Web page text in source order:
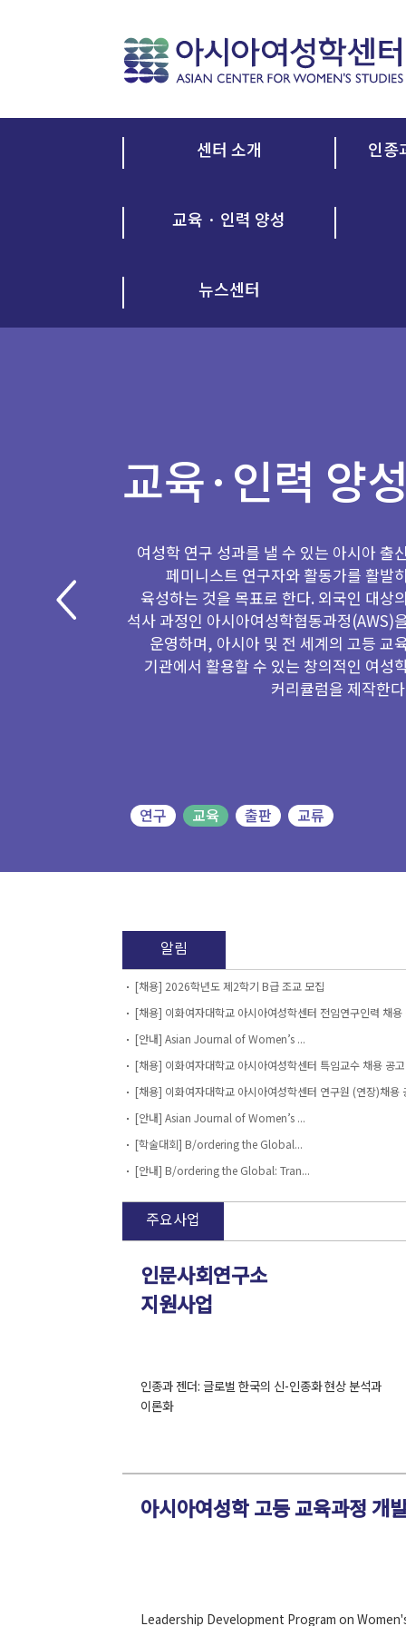
센터 소개 인종
교육 · 인력 양성
뉴스센터
주요사업
인문사회연구소
지원사업
인종과 젠더: 글로벌 한국의 신-인종화 현상 분석과
이론화
아시아여성학 고등 교육과정 개
Leadership Development Program on
알림
[채용] 2026학년도 제2학기 B급 조교 모집
[채용] 이화여자대학교 아시아여성학센터 전임연구인력 채용
[안내] Asian Journal of Women’s ...
[채용] 이화여자대학교 아시아여성학센터 특임교수 채용 공고
[채용] 이화여자대학교 아시아여성학센터 연구원 (연장)채용
[안내] Asian Journal of Women’s ...
[학술대회] B/ordering the Global...
[안내] B/ordering the Global: Tran...